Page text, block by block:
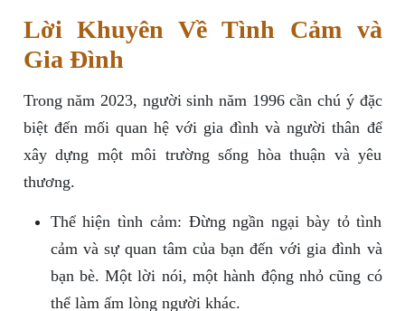
Lời Khuyên Về Tình Cảm và
Gia Đình
Trong năm 2023, người sinh năm 1996 cần chú ý đặc
biệt đến mối quan hệ với gia đình và người thân để
xây dựng một môi trường sống hòa thuận và yêu
thương.
Thể hiện tình cảm: Đừng ngần ngại bày tỏ tình
cảm và sự quan tâm của bạn đến với gia đình và
bạn bè. Một lời nói, một hành động nhỏ cũng có
thể làm ấm lòng người khác.